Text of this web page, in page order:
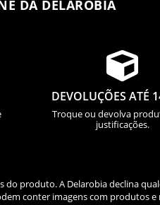
DA DELAROBIA

DEVOLUÇÕES ATÉ
Troque ou devolva
justificações.
produto. A Delarobia declina
conter imagens com produtos